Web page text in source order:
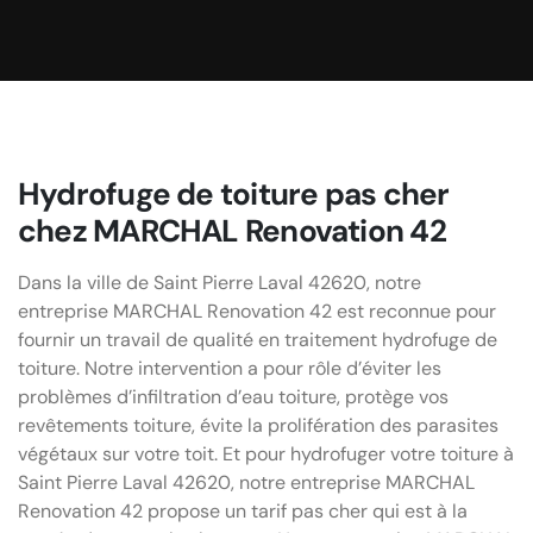
Hydrofuge de toiture pas cher
chez MARCHAL Renovation 42
Dans la ville de Saint Pierre Laval 42620, notre
entreprise MARCHAL Renovation 42 est reconnue pour
fournir un travail de qualité en traitement hydrofuge de
toiture. Notre intervention a pour rôle d’éviter les
problèmes d’infiltration d’eau toiture, protège vos
revêtements toiture, évite la prolifération des parasites
végétaux sur votre toit. Et pour hydrofuger votre toiture à
Saint Pierre Laval 42620, notre entreprise MARCHAL
Renovation 42 propose un tarif pas cher qui est à la